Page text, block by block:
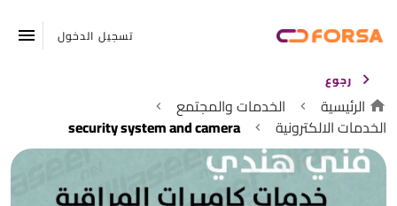
تسجيل الدخول
رجوع
الرئيسية
الخدمات والمجتمع
الخدمات الالكترونية
security system and camera